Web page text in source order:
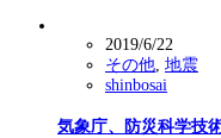
2019/6/22
その他 地震
shinbosai
気象庁、防災科学技